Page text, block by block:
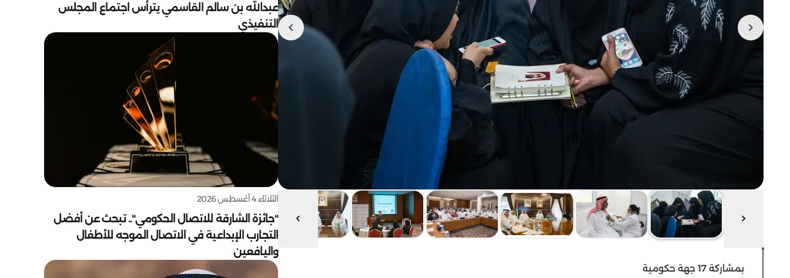
بمشاركة 17 جهة حكومية
عبدالله بن سالم القاسمي يترأس اجتماع المجلس
التنفيذي
الثلاثاء 4 أغسطس 2026
"جائزة الشارقة للاتصال الحكومي".. تبحث عن أفضل
التجارب الإبداعية في الاتصال الموجه للأطفال
واليافعين